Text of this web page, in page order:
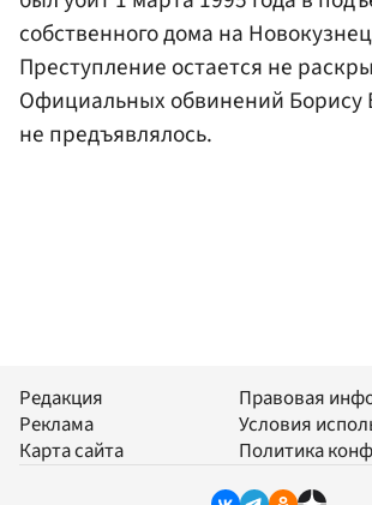
собственного дома на
Преступление остается не
Официальных обвинений Борису
не предъявлялось.
Редакция
Реклама
Карта сайта
Правовая
Условия
Политика